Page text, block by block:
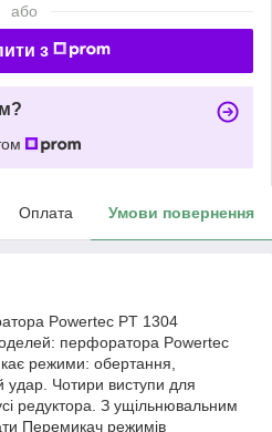
або
з
Оплата Умови повернення
Powertec PT 1304
перфоратора Powertec
режими: обертання,
удар. Чотири виступи для
редуктора. З ущільнювальним
Перемикач режимів